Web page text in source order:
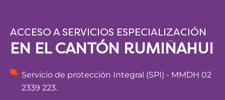
ACCESO A SERVICIOS ESPECIALIZACIÓN
EN EL CANTÓN RUMIÑAHUI
Servicio de protección Integral (SPI) - MMDH 02
2339 223.